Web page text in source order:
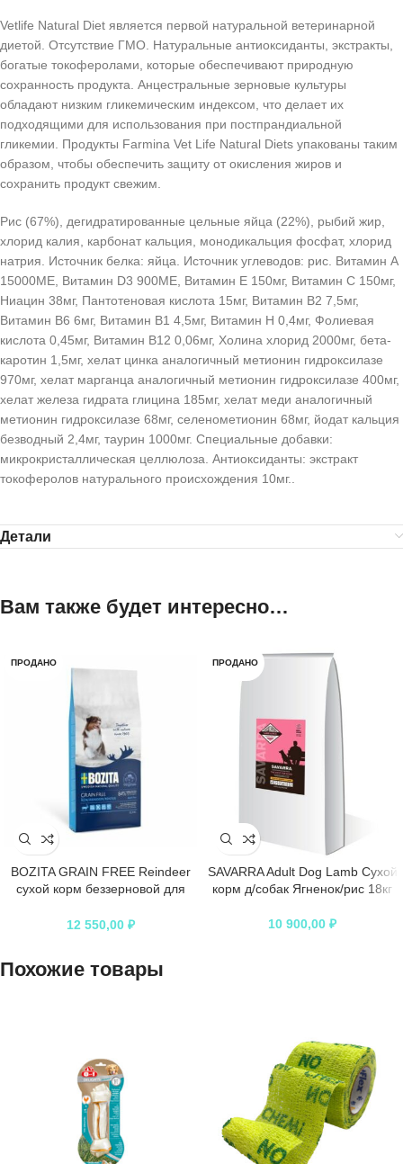
Vetlife Natural Diet является первой натуральной ветеринарной
диетой. Отсутствие ГМО. Натуральные антиоксиданты, экстракты,
богатые токоферолами, которые обеспечивают природную
сохранность продукта. Анцестральные зерновые культуры
обладают низким гликемическим индексом, что делает их
подходящими для использования при постпрандиальной
гликемии. Продукты Farmina Vet Life Natural Diets упакованы таким
образом, чтобы обеспечить защиту от окисления жиров и
сохранить продукт свежим.
Рис (67%), дегидратированные цельные яйца (22%), рыбий жир,
хлорид калия, карбонат кальция, монодикальция фосфат, хлорид
натрия. Источник белка: яйца. Источник углеводов: рис. Витамин А
15000МЕ, Витамин D3 900МЕ, Витамин Е 150мг, Витамин С 150мг,
Ниацин 38мг, Пантотеновая кислота 15мг, Витамин В2 7,5мг,
Витамин В6 6мг, Витамин В1 4,5мг, Витамин Н 0,4мг, Фолиевая
кислота 0,45мг, Витамин В12 0,06мг, Холина хлорид 2000мг, бета-
каротин 1,5мг, хелат цинка аналогичный метионин гидроксилазе
970мг, хелат марганца аналогичный метионин гидроксилазе 400мг,
хелат железа гидрата глицина 185мг, хелат меди аналогичный
метионин гидроксилазе 68мг, селенометионин 68мг, йодат кальция
безводный 2,4мг, таурин 1000мг. Специальные добавки:
микрокристаллическая целлюлоза. Антиоксиданты: экстракт
токоферолов натурального происхождения 10мг..
Детали
Вам также будет интересно…
ПРОДАНО
BOZITA GRAIN FREE Reindeer
сухой корм беззерновой для
повышенным уровнем
12 550,00 ₽
ПРОДАНО
SAVARRA Adult Dog Lamb Сухой
корм д/собак Ягненок/рис 18кг
10 900,00 ₽
Похожие товары